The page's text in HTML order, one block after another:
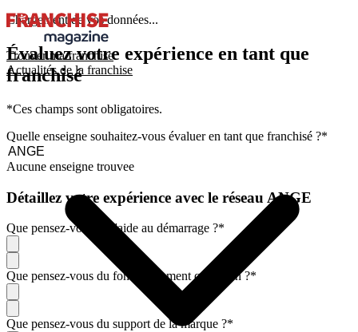
Trouver ma franchise
Actualités de la franchise
Chargement de vos données...
Évaluez votre expérience en tant que
franchisé
*Ces champs sont obligatoires.
Quelle enseigne souhaitez-vous évaluer en tant que franchisé ?*
Aucune enseigne trouvee
Détaillez votre expérience avec le réseau ANGE
Que pensez-vous de l'aide au démarrage ?*
Que pensez-vous du fonctionnement quotidien ?*
Que pensez-vous du support de la marque ?*